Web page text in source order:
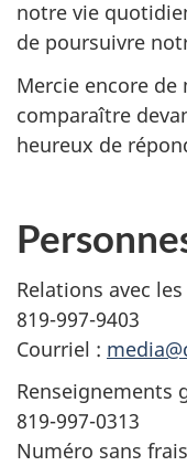
notre vie
de poursuivre
Mercie encore de
comparaître
heureux de
Relations avec
819-997-9403
Courriel :
Renseignements
819-997-0313
Numéro sans frais